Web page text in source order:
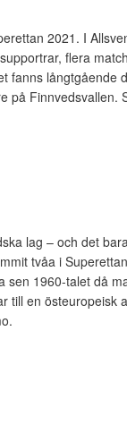
2021. I
flera
fanns långtgående
på Finnvedsvallen.
lag – och det
tvåa i
sen 1960-talet då
till en östeuropeisk